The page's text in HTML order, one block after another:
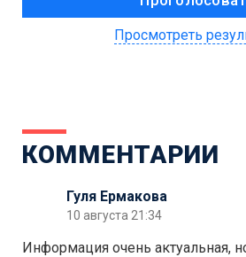
Просмотреть
КОММЕНТАРИИ
Гуля Ермакова
10 августа 21:34
Информация очень актуальная,